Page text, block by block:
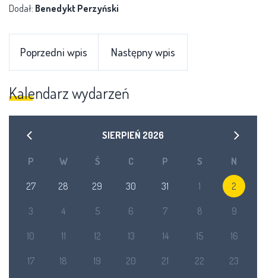
Dodał: Benedykt Perzyński
Poprzedni wpis Następny wpis
Kalendarz wydarzeń
SIERPIEŃ 2026
P W Ś C P S N
27 28 29 30 31 1 2
3 4 5 6 7 8 9
10 11 12 13 14 15 16
17 18 19 20 21 22 23